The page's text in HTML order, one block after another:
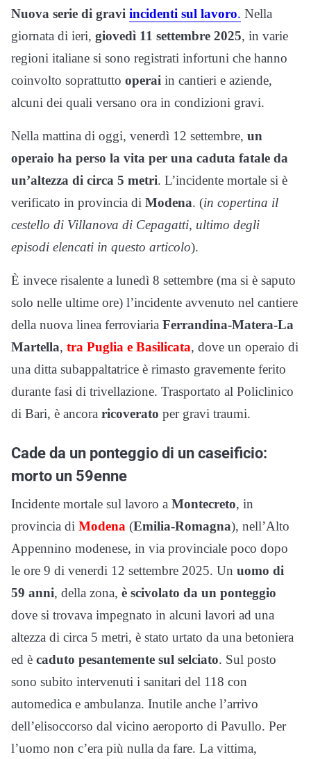
Nuova serie di gravi incidenti sul lavoro. Nella
giornata di ieri, giovedì 11 settembre 2025, in varie
regioni italiane si sono registrati infortuni che hanno
coinvolto soprattutto operai in cantieri e aziende,
alcuni dei quali versano ora in condizioni gravi.
Nella mattina di oggi, venerdì 12 settembre, un
operaio ha perso la vita per una caduta fatale da
un’altezza di circa 5 metri. L’incidente mortale si è
verificato in provincia di Modena. (in copertina il
cestello di Villanova di Cepagatti, ultimo degli
episodi elencati in questo articolo).
È invece risalente a lunedì 8 settembre (ma si è saputo
solo nelle ultime ore) l’incidente avvenuto nel cantiere
della nuova linea ferroviaria Ferrandina-Matera-La
Martella, tra Puglia e Basilicata, dove un operaio di
una ditta subappaltatrice è rimasto gravemente ferito
durante fasi di trivellazione. Trasportato al Policlinico
di Bari, è ancora ricoverato per gravi traumi.
Cade da un ponteggio di un caseificio:
morto un 59enne
Incidente mortale sul lavoro a Montecreto, in
provincia di Modena (Emilia-Romagna), nell’Alto
Appennino modenese, in via provinciale poco dopo
le ore 9 di venerdi 12 settembre 2025. Un uomo di
59 anni, della zona, è scivolato da un ponteggio
dove si trovava impegnato in alcuni lavori ad una
altezza di circa 5 metri, è stato urtato da una betoniera
ed è caduto pesantemente sul selciato. Sul posto
sono subito intervenuti i sanitari del 118 con
automedica e ambulanza. Inutile anche l’arrivo
dell’elisoccorso dal vicino aeroporto di Pavullo. Per
l’uomo non c’era più nulla da fare. La vittima,